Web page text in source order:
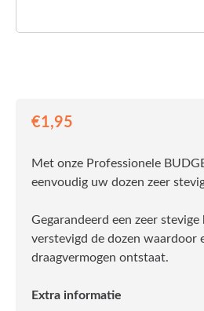
€1,95
Met onze Professionele
eenvoudig uw dozen zeer
Gegarandeerd een zeer
verstevigd de dozen waardoor
draagvermogen ontstaat.
Extra informatie